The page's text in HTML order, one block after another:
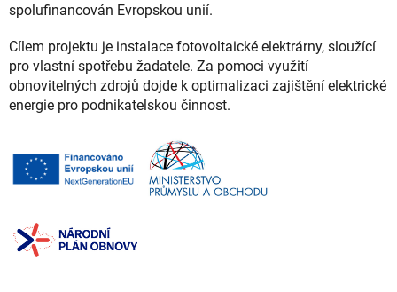
spolufinancován Evropskou unií.
Cílem projektu je instalace fotovoltaické elektrárny, sloužící
pro vlastní spotřebu žadatele. Za pomoci využití
obnovitelných zdrojů dojde k optimalizaci zajištění elektrické
energie pro podnikatelskou činnost.